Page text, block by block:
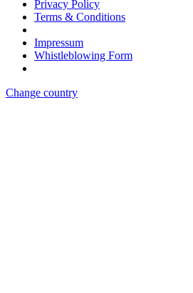
Privacy Policy
Terms & Conditions
Impressum
Whistleblowing Form
Change country